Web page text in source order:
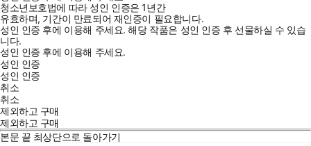
청소년보호법에 따라 성인 인증은 1년간
유효하며, 기간이 만료되어 재인증이 필요합니다.
성인 인증 후에 이용해 주세요.해당 작품은 성인 인증 후 선물하실 수 있습
니다.
성인 인증 후에 이용해 주세요.
성인 인증
성인 인증
취소
취소
제외하고 구매
제외하고 구매
본문 끝 최상단으로 돌아가기